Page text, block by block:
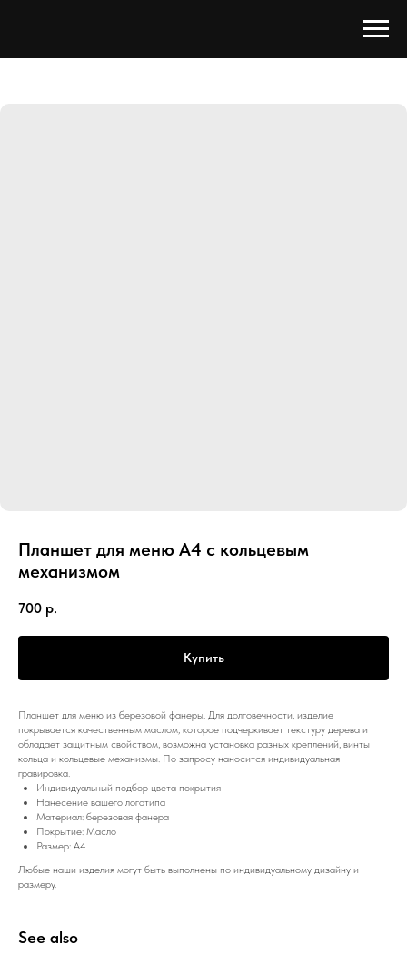
Планшет для меню А4 с кольцевым
механизмом
700 р.
Купить
Планшет для меню из березовой фанеры. Для долговечности, изделие
покрывается качественным маслом, которое подчеркивает текстуру дерева и
обладает защитным свойством, возможна установка разных креплений, винты
кольца и кольцевые механизмы. По запросу наносится индивидуальная
гравировка.
Индивидуальный подбор цвета покрытия
Нанесение вашего логотипа
Материал: березовая фанера
Покрытие: Масло
Размер: А4
Любые наши изделия могут быть выполнены по индивидуальному дизайну и
размеру.
See also